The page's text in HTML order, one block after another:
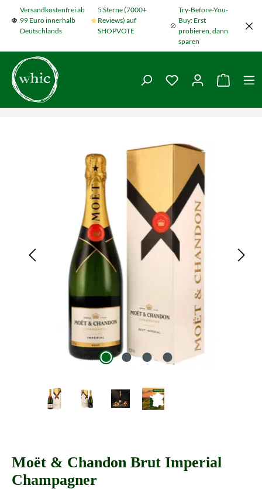
Zum Hauptinhalt springen
Versandkostenfrei ab
99 Euro innerhalb
Deutschlands
5 Sterne (7000+
Reviews) auf
SHOPVOTE
Try-Before-You-
Buy: Erst
probieren, dann
sparen
Du hast 0
Moët & Chandon Brut Imperial
Champagner